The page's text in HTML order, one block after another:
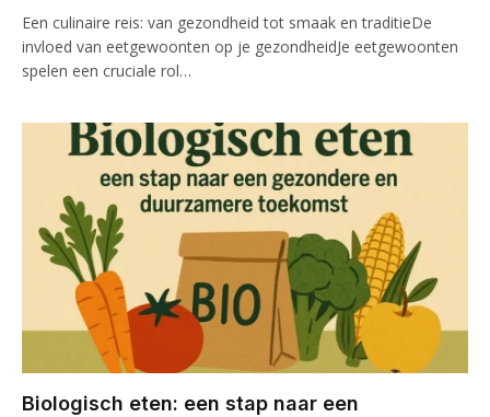
Een culinaire reis: van gezondheid tot smaak en traditieDe
invloed van eetgewoonten op je gezondheidJe eetgewoonten
spelen een cruciale rol…
Biologisch eten: een stap naar een